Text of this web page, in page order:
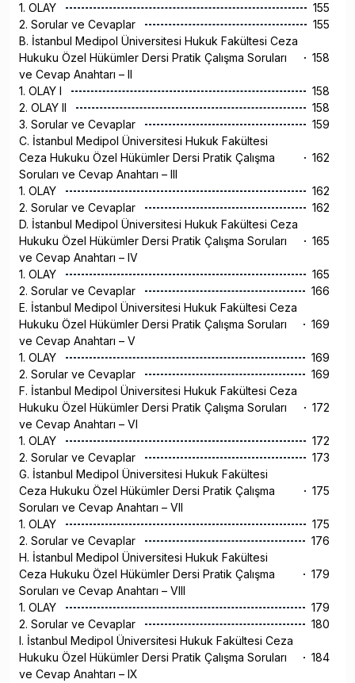
1. OLAY
155
2. Sorular ve Cevaplar
155
B. İstanbul Medipol Üniversitesi Hukuk Fakültesi Ceza
Hukuku Özel Hükümler Dersi Pratik Çalışma Soruları
ve Cevap Anahtarı – II
158
1. OLAY I
158
2. OLAY II
158
3. Sorular ve Cevaplar
159
C. İstanbul Medipol Üniversitesi Hukuk Fakültesi
Ceza Hukuku Özel Hükümler Dersi Pratik Çalışma
Soruları ve Cevap Anahtarı – III
162
1. OLAY
162
2. Sorular ve Cevaplar
162
D. İstanbul Medipol Üniversitesi Hukuk Fakültesi Ceza
Hukuku Özel Hükümler Dersi Pratik Çalışma Soruları
ve Cevap Anahtarı – IV
165
1. OLAY
165
2. Sorular ve Cevaplar
166
E. İstanbul Medipol Üniversitesi Hukuk Fakültesi Ceza
Hukuku Özel Hükümler Dersi Pratik Çalışma Soruları
ve Cevap Anahtarı – V
169
1. OLAY
169
2. Sorular ve Cevaplar
169
F. İstanbul Medipol Üniversitesi Hukuk Fakültesi Ceza
Hukuku Özel Hükümler Dersi Pratik Çalışma Soruları
ve Cevap Anahtarı – VI
172
1. OLAY
172
2. Sorular ve Cevaplar
173
G. İstanbul Medipol Üniversitesi Hukuk Fakültesi
Ceza Hukuku Özel Hükümler Dersi Pratik Çalışma
Soruları ve Cevap Anahtarı – VII
175
1. OLAY
175
2. Sorular ve Cevaplar
176
H. İstanbul Medipol Üniversitesi Hukuk Fakültesi
Ceza Hukuku Özel Hükümler Dersi Pratik Çalışma
Soruları ve Cevap Anahtarı – VIII
179
1. OLAY
179
2. Sorular ve Cevaplar
180
I. İstanbul Medipol Üniversitesi Hukuk Fakültesi Ceza
Hukuku Özel Hükümler Dersi Pratik Çalışma Soruları
ve Cevap Anahtarı – IX
184